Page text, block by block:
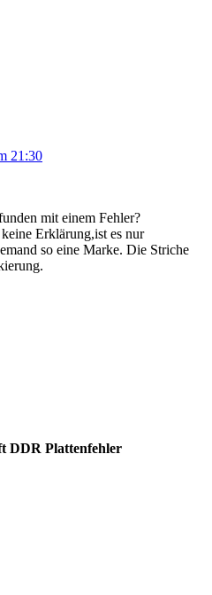
21:30
mit einem Fehler?
Erklärung,ist es nur
so eine Marke. Die Striche
DDR Plattenfehler